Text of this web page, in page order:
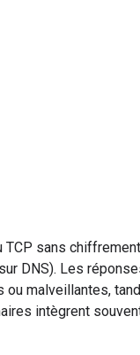
sans
DNS). Les
ou malveillantes,
intègrent